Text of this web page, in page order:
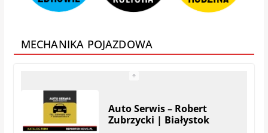
MECHANIKA POJAZDOWA
KRYMAR – regeneracja
turbosprężarek i filtrów
DPF